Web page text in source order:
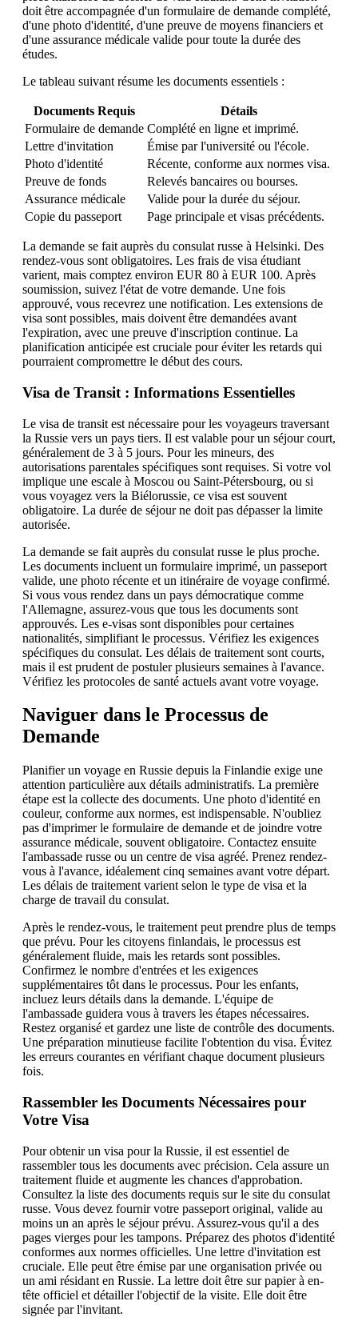
doit être accompagnée d'un formulaire de demande complété,
d'une photo d'identité, d'une preuve de moyens financiers et
d'une assurance médicale valide pour toute la durée des
études.
Le tableau suivant résume les documents essentiels :
Documents Requis
Détails
Formulaire de demande Complété en ligne et imprimé.
Lettre d'invitation
Émise par l'université ou l'école.
Photo d'identité
Récente, conforme aux normes visa.
Preuve de fonds
Relevés bancaires ou bourses.
Assurance médicale
Valide pour la durée du séjour.
Copie du passeport
Page principale et visas précédents.
La demande se fait auprès du consulat russe à Helsinki. Des
rendez-vous sont obligatoires. Les frais de visa étudiant
varient, mais comptez environ EUR 80 à EUR 100. Après
soumission, suivez l'état de votre demande. Une fois
approuvé, vous recevrez une notification. Les extensions de
visa sont possibles, mais doivent être demandées avant
l'expiration, avec une preuve d'inscription continue. La
planification anticipée est cruciale pour éviter les retards qui
pourraient compromettre le début des cours.
Visa de Transit : Informations Essentielles
Le visa de transit est nécessaire pour les voyageurs traversant
la Russie vers un pays tiers. Il est valable pour un séjour court,
généralement de 3 à 5 jours. Pour les mineurs, des
autorisations parentales spécifiques sont requises. Si votre vol
implique une escale à Moscou ou Saint-Pétersbourg, ou si
vous voyagez vers la Biélorussie, ce visa est souvent
obligatoire. La durée de séjour ne doit pas dépasser la limite
autorisée.
La demande se fait auprès du consulat russe le plus proche.
Les documents incluent un formulaire imprimé, un passeport
valide, une photo récente et un itinéraire de voyage confirmé.
Si vous vous rendez dans un pays démocratique comme
l'Allemagne, assurez-vous que tous les documents sont
approuvés. Les e-visas sont disponibles pour certaines
nationalités, simplifiant le processus. Vérifiez les exigences
spécifiques du consulat. Les délais de traitement sont courts,
mais il est prudent de postuler plusieurs semaines à l'avance.
Vérifiez les protocoles de santé actuels avant votre voyage.
Naviguer dans le Processus de
Demande
Planifier un voyage en Russie depuis la Finlandie exige une
attention particulière aux détails administratifs. La première
étape est la collecte des documents. Une photo d'identité en
couleur, conforme aux normes, est indispensable. N'oubliez
pas d'imprimer le formulaire de demande et de joindre votre
assurance médicale, souvent obligatoire. Contactez ensuite
l'ambassade russe ou un centre de visa agréé. Prenez rendez-
vous à l'avance, idéalement cinq semaines avant votre départ.
Les délais de traitement varient selon le type de visa et la
charge de travail du consulat.
Après le rendez-vous, le traitement peut prendre plus de temps
que prévu. Pour les citoyens finlandais, le processus est
généralement fluide, mais les retards sont possibles.
Confirmez le nombre d'entrées et les exigences
supplémentaires tôt dans le processus. Pour les enfants,
incluez leurs détails dans la demande. L'équipe de
l'ambassade guidera vous à travers les étapes nécessaires.
Restez organisé et gardez une liste de contrôle des documents.
Une préparation minutieuse facilite l'obtention du visa. Évitez
les erreurs courantes en vérifiant chaque document plusieurs
fois.
Rassembler les Documents Nécessaires pour
Votre Visa
Pour obtenir un visa pour la Russie, il est essentiel de
rassembler tous les documents avec précision. Cela assure un
traitement fluide et augmente les chances d'approbation.
Consultez la liste des documents requis sur le site du consulat
russe. Vous devez fournir votre passeport original, valide au
moins un an après le séjour prévu. Assurez-vous qu'il a des
pages vierges pour les tampons. Préparez des photos d'identité
conformes aux normes officielles. Une lettre d'invitation est
cruciale. Elle peut être émise par une organisation privée ou
un ami résidant en Russie. La lettre doit être sur papier à en-
tête officiel et détailler l'objectif de la visite. Elle doit être
signée par l'invitant.